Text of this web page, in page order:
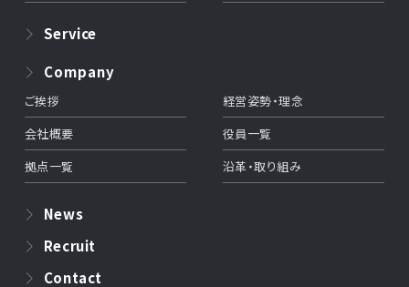
Service
Company
ご挨拶
経営姿勢・理念
会社概要
役員一覧
拠点一覧
沿革・取り組み
News
Recruit
Contact